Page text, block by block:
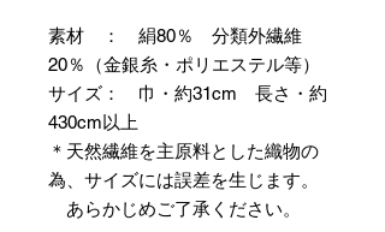
素材 ： 絹80％ 分類外繊維
20％（金銀糸・ポリエステル等）
サイズ： 巾・約31cm 長さ・約
430cm以上
＊天然繊維を主原料とした織物の
為、サイズには誤差を生じます。
あらかじめご了承ください。